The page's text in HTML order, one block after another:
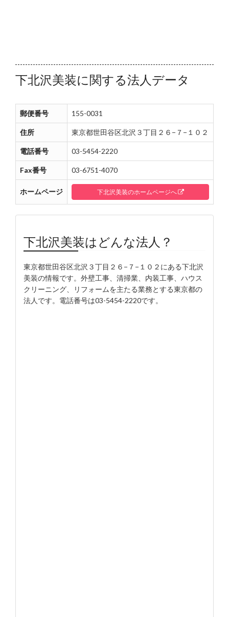
下北沢美装に関する法人データ
郵便番号 155-0031
住所 東京都世田谷区北沢３丁目２６−７−１０２
電話番号 03-5454-2220
Fax番号 03-6751-4070
ホームページ 下北沢美装のホームページへ
下北沢美装はどんな法人？
東京都世田谷区北沢３丁目２６−７−１０２にある下北沢
美装の情報です。外壁工事、清掃業、内装工事、ハウス
クリーニング、リフォームを主たる業務とする東京都の
法人です。電話番号は03-5454-2220です。